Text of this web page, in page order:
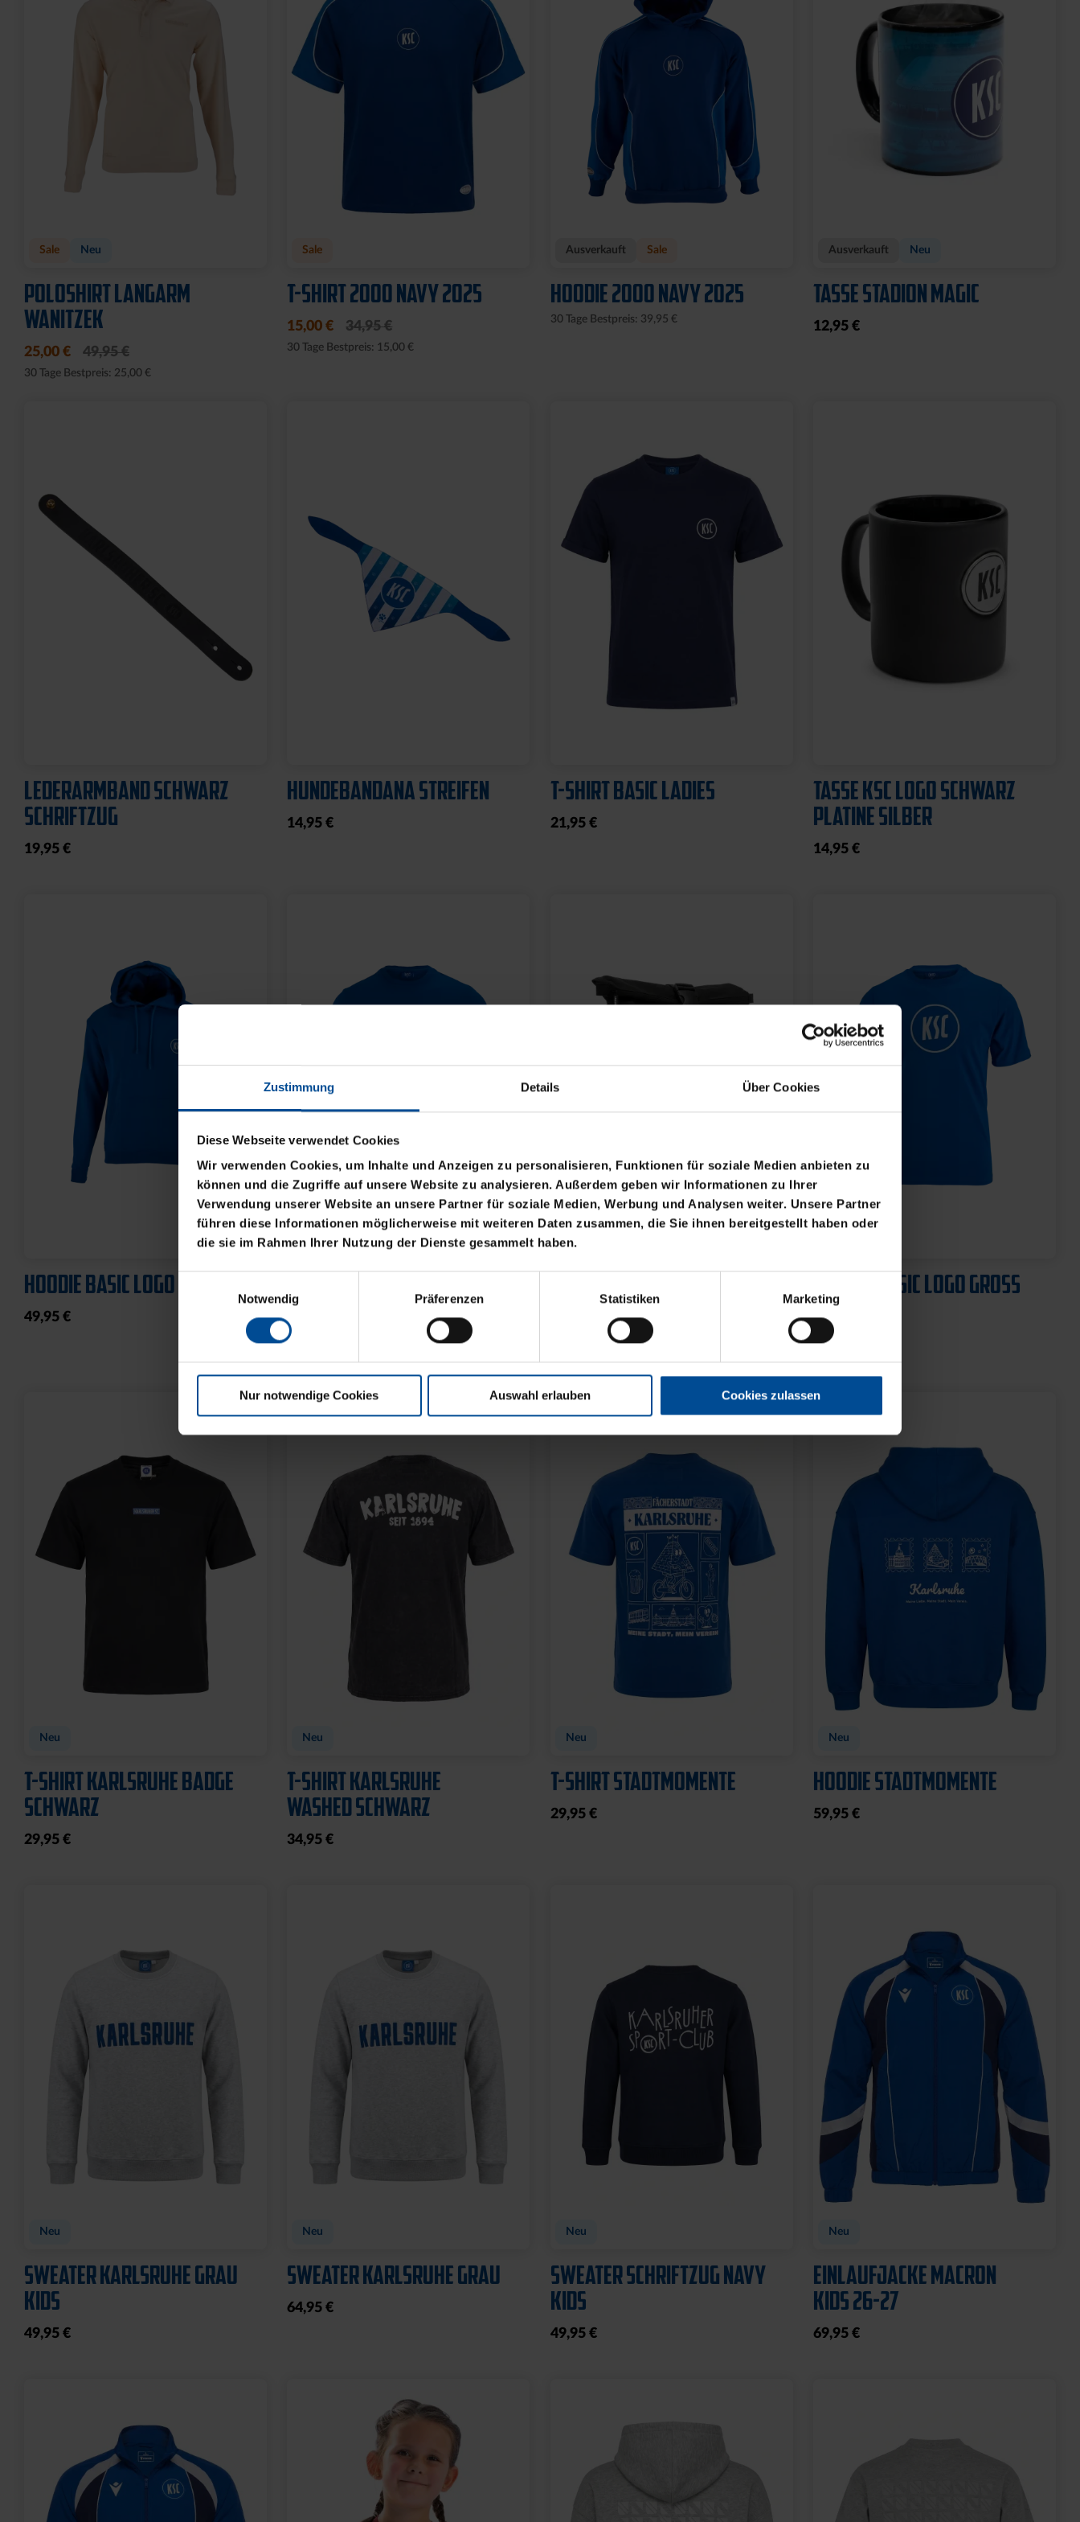
Zustimmung Details Über Cookies
Diese Webseite verwendet Cookies
Wir verwenden Cookies, um Inhalte und Anzeigen zu personalisieren, Funktionen für soziale Medien anbieten zu
können und die Zugriffe auf unsere Website zu analysieren. Außerdem geben wir Informationen zu Ihrer
Verwendung unserer Website an unsere Partner für soziale Medien, Werbung und Analysen weiter. Unsere Partner
führen diese Informationen möglicherweise mit weiteren Daten zusammen, die Sie ihnen bereitgestellt haben oder
die sie im Rahmen Ihrer Nutzung der Dienste gesammelt haben.
Notwendig
Präferenzen Statistiken Marketing
Nur notwendige Cookies Auswahl erlauben Cookies zulassen
Sale Neu
POLOSHIRT LANGARM
WANITZEK
25,00 € 49,95 €
30 Tage Bestpreis: 25,00 €
Sale
T-SHIRT 2000 NAVY 2025
15,00 € 34,95 €
30 Tage Bestpreis: 15,00 €
Ausverkauft Sale
HOODIE 2000 NAVY 2025
30 Tage Bestpreis: 39,95 €
Ausverkauft Neu
TASSE STADION MAGIC
12,95 €
LEDERARMBAND SCHWARZ
SCHRIFTZUG
19,95 €
HUNDEBANDANA STREIFEN
14,95 €
T-SHIRT BASIC LADIES
21,95 €
TASSE KSC LOGO SCHWARZ
PLATINE SILBER
14,95 €
HOODIE BASIC LOGO KLEIN
49,95 € 21,95 €
Ausverkauft
RPET SCHWARZ
49,95 €
30 Tage Bestpreis: 10,00 €
T-SHIRT BASIC LOGO GROSS
21,95 €
Neu
T-SHIRT KARLSRUHE BADGE
SCHWARZ
29,95 €
Neu
T-SHIRT KARLSRUHE
WASHED SCHWARZ
34,95 €
Neu
T-SHIRT STADTMOMENTE
29,95 €
Neu
HOODIE STADTMOMENTE
59,95 €
Neu
SWEATER KARLSRUHE GRAU
KIDS
49,95 €
Neu
SWEATER KARLSRUHE GRAU
64,95 €
Neu
SWEATER SCHRIFTZUG NAVY
KIDS
49,95 €
Neu
EINLAUFJACKE MACRON
KIDS 26-27
69,95 €